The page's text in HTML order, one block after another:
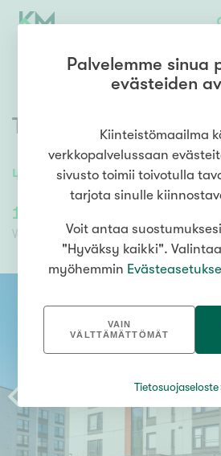
48 /48m² 2h, avokeittiö
Tietoraitti 8,
158 000,00 €
Velaton hinta
Palvelemme sinua
evästeiden
Kiinteistömaailma
verkkopalvelussaan
sivusto toimii toivotulla
tarjota sinulle
Voit antaa
"Hyväksy kaikki".
myöhemmin
VAIN
VÄLTTÄMÄTTÖMÄT
Tietosuojaseloste